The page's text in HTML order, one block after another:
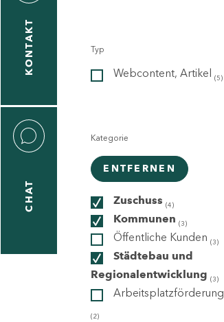
KONTAKT
CHAT
Typ
Webcontent, Artikel (5)
Kategorie
ENTFERNEN
Zuschuss (4)
Kommunen (3)
Öffentliche Kunden (3)
Städtebau und
Regionalentwicklung (3)
Arbeitsplatzförderung
(2)